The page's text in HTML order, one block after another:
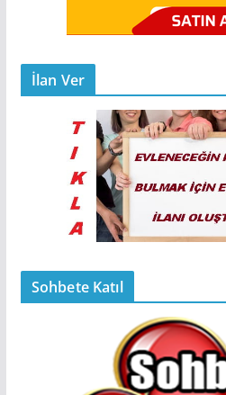
İlan Ver
Sohbete Katıl